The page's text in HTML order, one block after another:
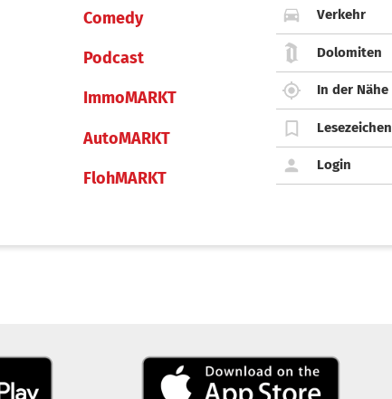
Comedy
Podcast
ImmoMARKT
AutoMARKT
FlohMARKT
Verkehr
Dolomiten
In der Nähe
Lesezeichen
Login